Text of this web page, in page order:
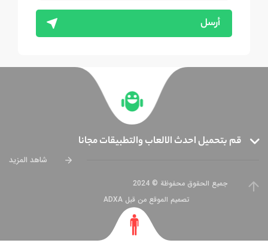
أرسل
قم بتحميل احدث الالعاب والتطبيقات مجانا
شاهد المزيد
جميع الحقوق محفوظة © 2024
تصميم الموقع من قبل ADXA